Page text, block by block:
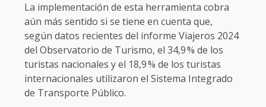
La implementación de esta herramienta cobra
aún más sentido si se tiene en cuenta que,
según datos recientes del informe Viajeros 2024
del Observatorio de Turismo, el 34,9 % de los
turistas nacionales y el 18,9 % de los turistas
internacionales utilizaron el Sistema Integrado
de Transporte Público.